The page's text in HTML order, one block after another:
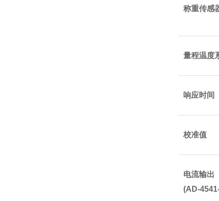
称重传感
量程温度
响应时间
校准值
电流输出
(AD-